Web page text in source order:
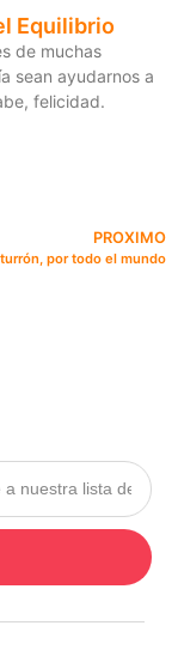
Equilibrio
de muchas
sean ayudarnos a
felicidad.
PROXIMO
por todo el mundo